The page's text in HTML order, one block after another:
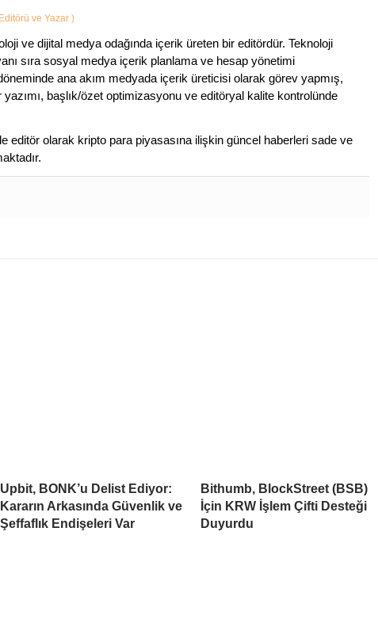
ve Yazar )
ve dijital medya odağında içerik üreten bir editördür. Teknoloji
sıra sosyal medya içerik planlama ve hesap yönetimi
ana akım medyada içerik üreticisi olarak görev yapmış,
başlık/özet optimizasyonu ve editöryal kalite kontrolünde
editör olarak kripto para piyasasına ilişkin güncel haberleri sade ve
Upbit, BONK’u Delist Ediyor:
Kararın Arkasında Güvenlik ve
Şeffaflık Endişeleri Var
Bithumb, BlockStreet (BSB)
İçin KRW İşlem Çifti Desteği
Duyurdu